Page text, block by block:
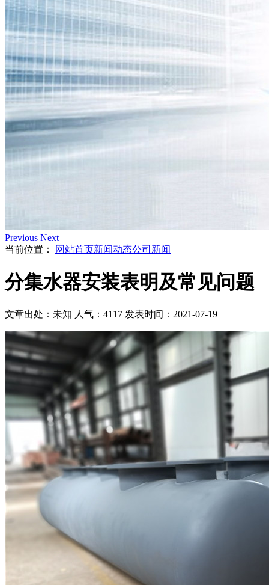
Previous Next
当前位置：
网站首页新闻动态公司新闻
分集水器安装表明及常见问题
文章出处：未知 人气：4117 发表时间：2021-07-19